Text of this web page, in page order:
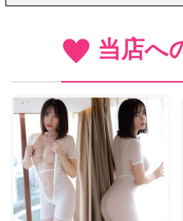
当店へ